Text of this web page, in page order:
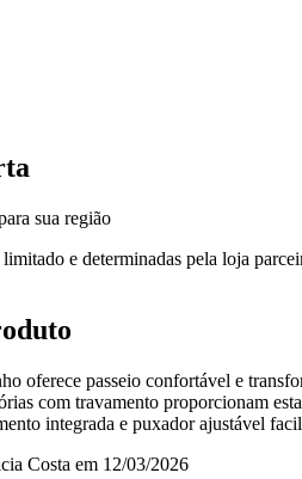
sua região
e determinadas pela loja
oferece passeio confortável e
com travamento proporcionam
integrada e puxador ajustável
Costa em 12/03/2026